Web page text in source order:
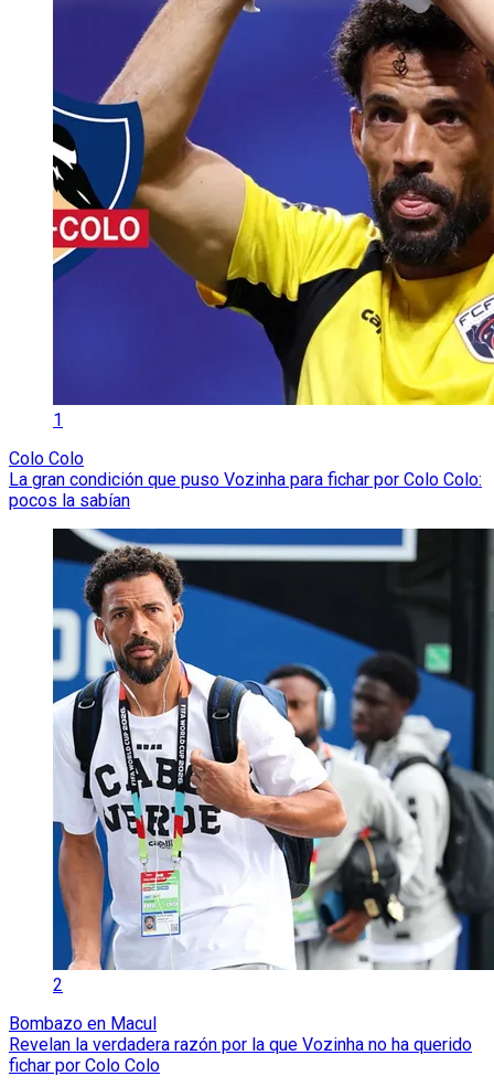
1
Colo Colo
La gran condición que puso Vozinha para fichar por Colo Colo:
pocos la sabían
2
Bombazo en Macul
Revelan la verdadera razón por la que Vozinha no ha querido
fichar por Colo Colo